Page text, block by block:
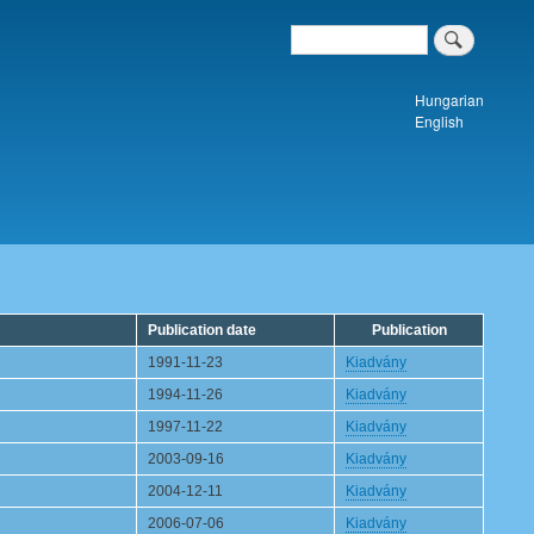
Keresés a tartalomban
Search
Hungarian
English
Publication date
Publication
1991-11-23
Kiadvány
1994-11-26
Kiadvány
1997-11-22
Kiadvány
2003-09-16
Kiadvány
2004-12-11
Kiadvány
2006-07-06
Kiadvány